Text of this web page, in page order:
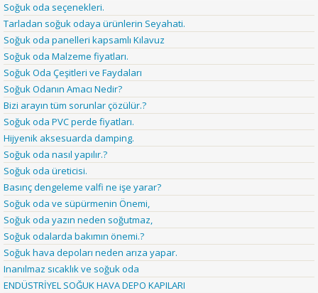
Soğuk oda seçenekleri.
Tarladan soğuk odaya ürünlerin Seyahati.
Soğuk oda panelleri kapsamlı Kılavuz
Soğuk oda Malzeme fiyatları.
Soğuk Oda Çeşitleri ve Faydaları
Soğuk Odanın Amacı Nedir?
Bizi arayın tüm sorunlar çözülür.?
Soğuk oda PVC perde fiyatları.
Hijyenik aksesuarda damping.
Soğuk oda nasıl yapılır.?
Soğuk oda üreticisi.
Basınç dengeleme valfi ne işe yarar?
Soğuk oda ve süpürmenin Önemi,
Soğuk oda yazın neden soğutmaz,
Soğuk odalarda bakımın önemi.?
Soğuk hava depoları neden arıza yapar.
Inanılmaz sıcaklık ve soğuk oda
ENDÜSTRİYEL SOĞUK HAVA DEPO KAPILARI